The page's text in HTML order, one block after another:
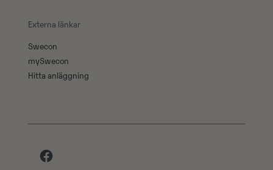
Externa länkar
Swecon
mySwecon
Hitta anläggning
Facebook